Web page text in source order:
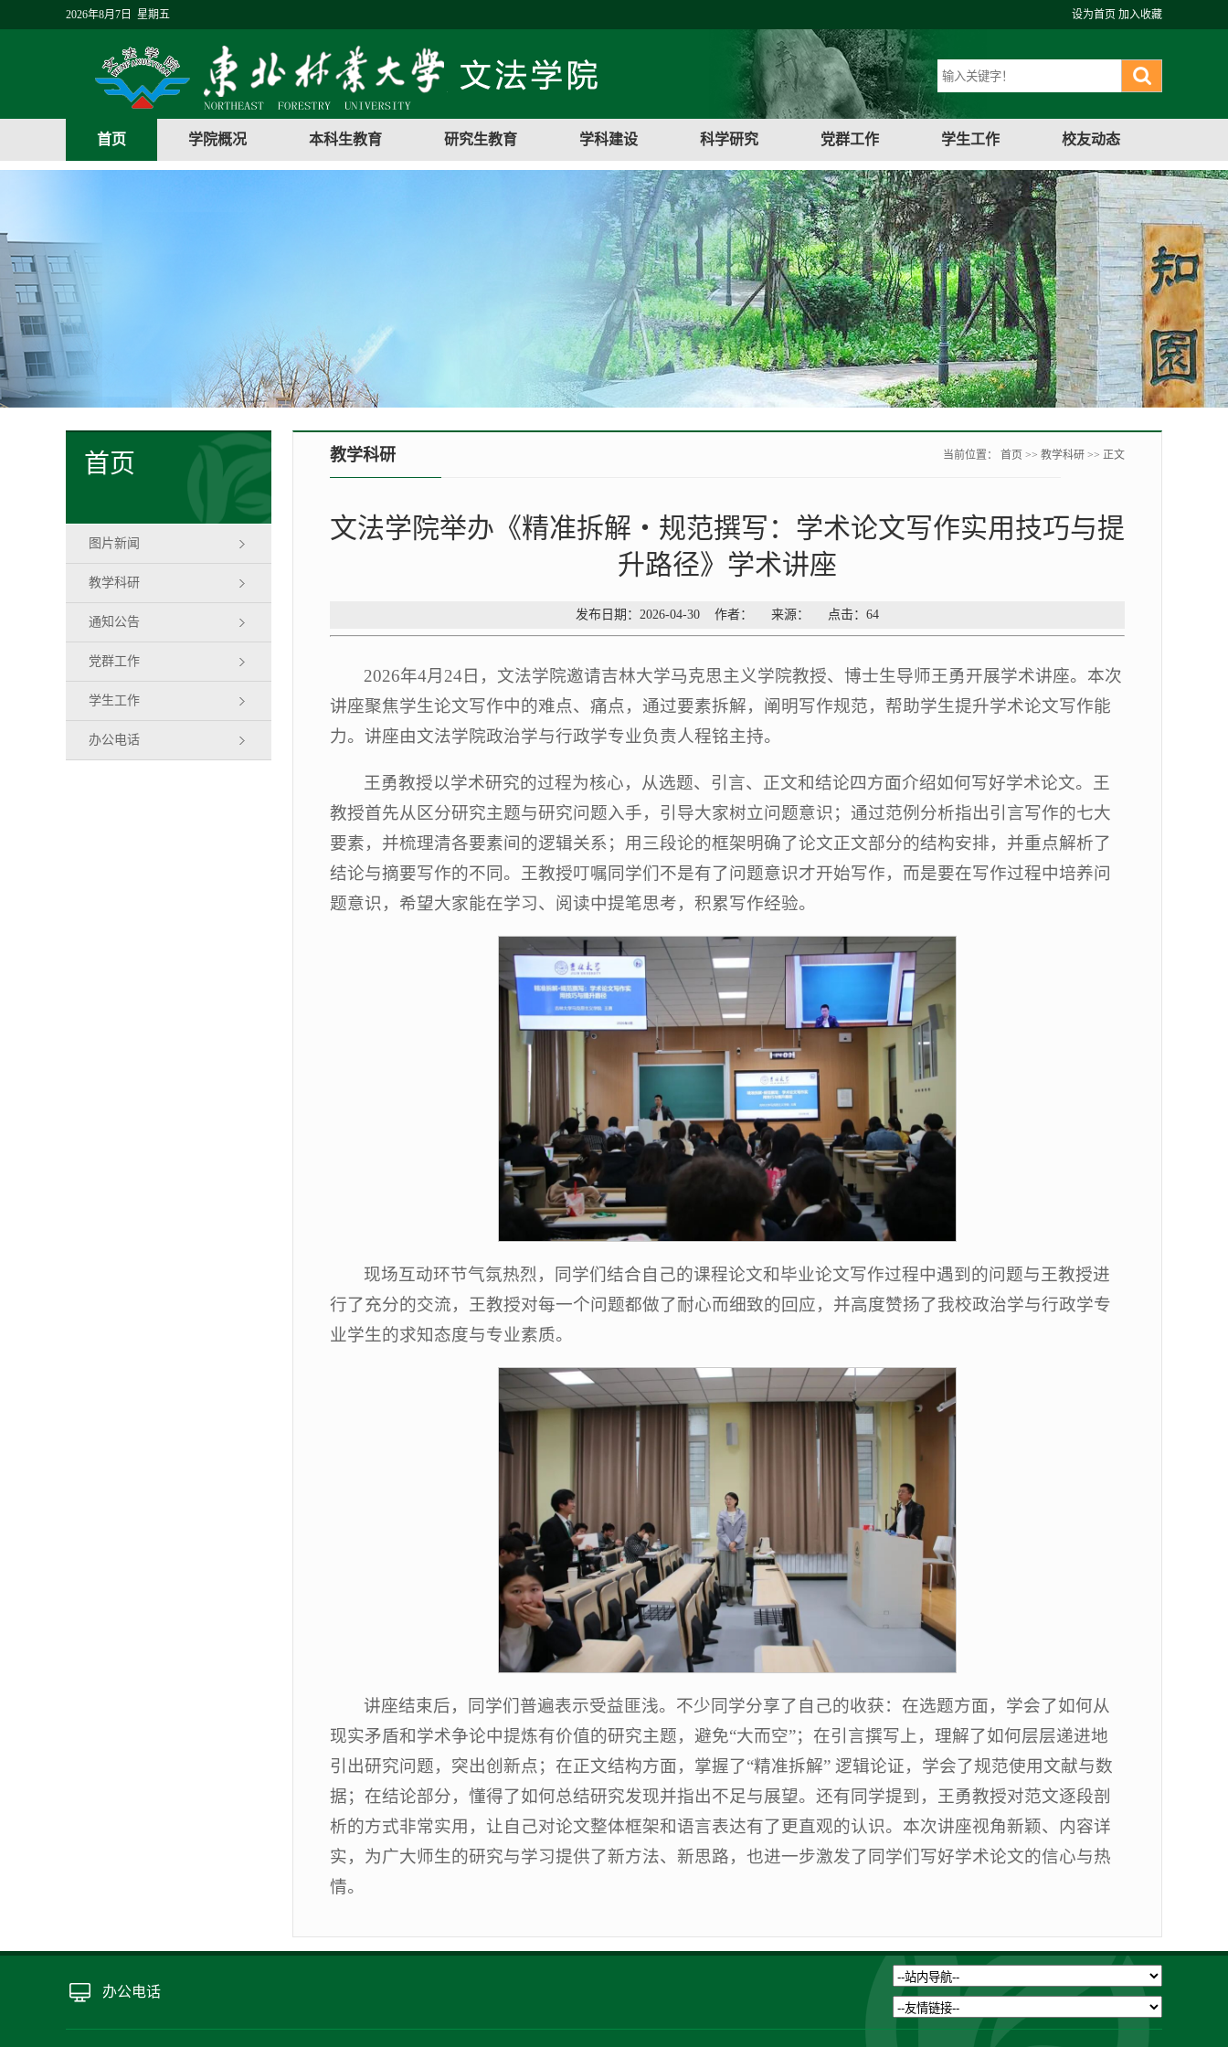
2026年8月7日 星期五 设为首页 加入收藏
首页 学院概况 本科生教育 研究生教育 学科建设 科学研究 党群工作 学生工作 校友动态
首页
图片新闻
教学科研
通知公告
党群工作
学生工作
办公电话
教学科研 当前位置： 首页 >> 教学科研 >> 正文
文法学院举办《精准拆解・规范撰写：学术论文写作实用技巧与提
升路径》学术讲座
发布日期：2026-04-30 作者： 来源： 点击： 64
2026年4月24日，文法学院邀请吉林大学马克思主义学院教授、博士生导师王勇开展学术讲座。本次
讲座聚焦学生论文写作中的难点、痛点，通过要素拆解，阐明写作规范，帮助学生提升学术论文写作能
力。讲座由文法学院政治学与行政学专业负责人程铭主持。
王勇教授以学术研究的过程为核心，从选题、引言、正文和结论四方面介绍如何写好学术论文。王
教授首先从区分研究主题与研究问题入手，引导大家树立问题意识；通过范例分析指出引言写作的七大
要素，并梳理清各要素间的逻辑关系；用三段论的框架明确了论文正文部分的结构安排，并重点解析了
结论与摘要写作的不同。王教授叮嘱同学们不是有了问题意识才开始写作，而是要在写作过程中培养问
题意识，希望大家能在学习、阅读中提笔思考，积累写作经验。
现场互动环节气氛热烈，同学们结合自己的课程论文和毕业论文写作过程中遇到的问题与王教授进
行了充分的交流，王教授对每一个问题都做了耐心而细致的回应，并高度赞扬了我校政治学与行政学专
业学生的求知态度与专业素质。
讲座结束后，同学们普遍表示受益匪浅。不少同学分享了自己的收获：在选题方面，学会了如何从
现实矛盾和学术争论中提炼有价值的研究主题，避免“大而空”；在引言撰写上，理解了如何层层递进地
引出研究问题，突出创新点；在正文结构方面，掌握了“精准拆解” 逻辑论证，学会了规范使用文献与数
据；在结论部分，懂得了如何总结研究发现并指出不足与展望。还有同学提到，王勇教授对范文逐段剖
析的方式非常实用，让自己对论文整体框架和语言表达有了更直观的认识。本次讲座视角新颖、内容详
实，为广大师生的研究与学习提供了新方法、新思路，也进一步激发了同学们写好学术论文的信心与热
情。
办公电话